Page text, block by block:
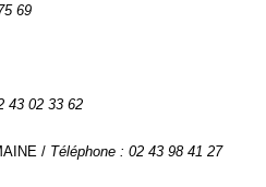
69
43 02 33 62
/ Téléphone : 02 43 98 41 27